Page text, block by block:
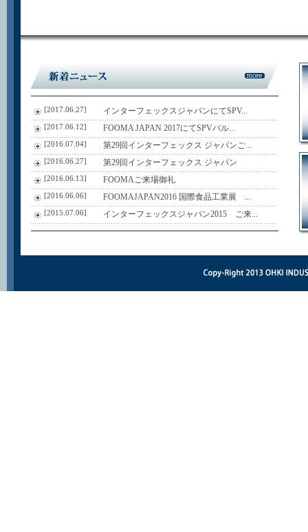
インターフェックスジャパンにてSPV...
[2017.06.27]
FOOMA JAPAN 2017にてSPVバル...
[2017.06.12]
第29回インターフェックス ジャパンご...
[2016.07.04]
第29回インターフェックス ジャパン
[2016.06.27]
FOOMAご来場御礼
[2016.06.13]
FOOMAJAPAN2016 国際食品工業展 ...
[2016.06.06]
インターフェックスジャパン2015 ご来...
[2015.07.06]